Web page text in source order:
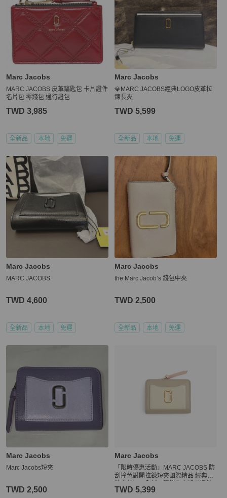
Marc Jacobs
MARC JACOBS 皮革鑰匙包 卡片證件
名片包 零錢包 通行證包
TWD 3,985
全新品 本地 免運
Marc Jacobs
💎MARC JACOBS經典LOGO皮革拉
鍊長夾
TWD 5,599
全新品 本地 免運
Marc Jacobs
MARC JACOBS
TWD 4,600
全新品 本地 免運
Marc Jacobs
the Marc Jacob’s 錢包中夾
TWD 2,500
全新品 本地 免運
Marc Jacobs
Marc Jacobs短夾
TWD 2,500
Marc Jacobs
「限時優惠活動」MARC JACOBS 防
刮撞色對開拉鍊短夾國際精品 經典品
防塵袋
TWD 5,399